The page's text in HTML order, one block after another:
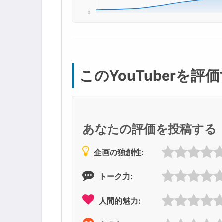
このYouTuberを評
あなたの評価を投稿する
企画の独創性:
トーク力:
人間的魅力: